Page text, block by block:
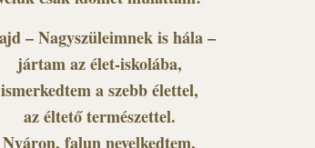
– Nagyszüleimnek is hála –
jártam az élet-iskolába,
ismerkedtem a szebb élettel,
az éltető természettel.
Nyáron, falun nevelkedtem,